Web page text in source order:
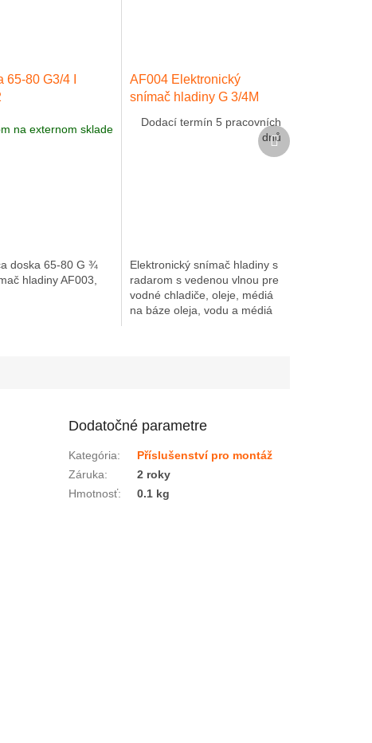
65-80 G3/4 I
na externom sklade
doska 65-80 G ¾
hladiny AF003,
AF004 Elektronický
snímač hladiny G 3/4M
Dodací termín 5 pracovních
dnů
Elektronický snímač hladiny s
radarom s vedenou vlnou pre
vodné chladiče, oleje, médiá
na báze oleja, vodu a médiá
Ďalší
produkt
Dodatočné parametre
Kategória:
Příslušenství pro montáž
Záruka:
2 roky
Hmotnosť: 0.1 kg